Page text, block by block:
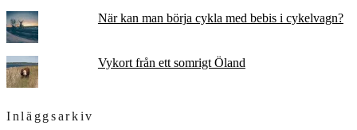
När kan man börja cykla med bebis i cykelvagn?
Vykort från ett somrigt Öland
Inläggsarkiv